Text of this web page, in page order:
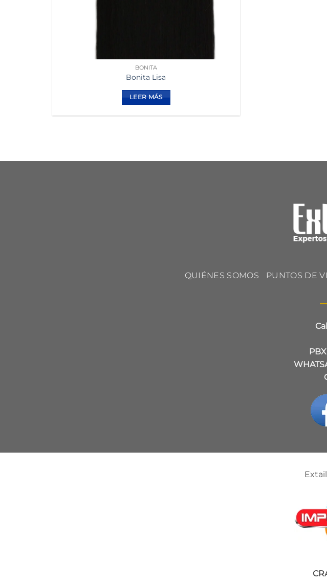
BONITA
Bonita Lisa
LEER MÁS
QUIÉNES SOMOS PUNTOS DE